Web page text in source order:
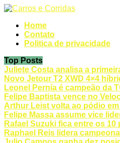
Home
Contato
Politica de privacidade
Top Posts
Juliete Costa analisa a
Novo Jetour T2 XWD 4×4
Leonel Pernía é campeão da
Felipe Baptista vence no
Arthur Leist volta ao pódio
Felipe Massa assume vice
Rafael Suzuki fica entre os 10
Raphael Reis lidera